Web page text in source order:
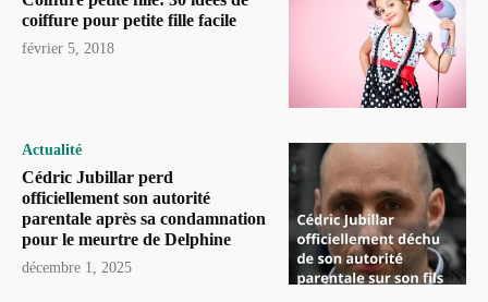
coiffure pour petite fille facile
février 5, 2018
Actualité
Cédric Jubillar perd
officiellement son autorité
parentale après sa condamnation
pour le meurtre de Delphine
décembre 1, 2025